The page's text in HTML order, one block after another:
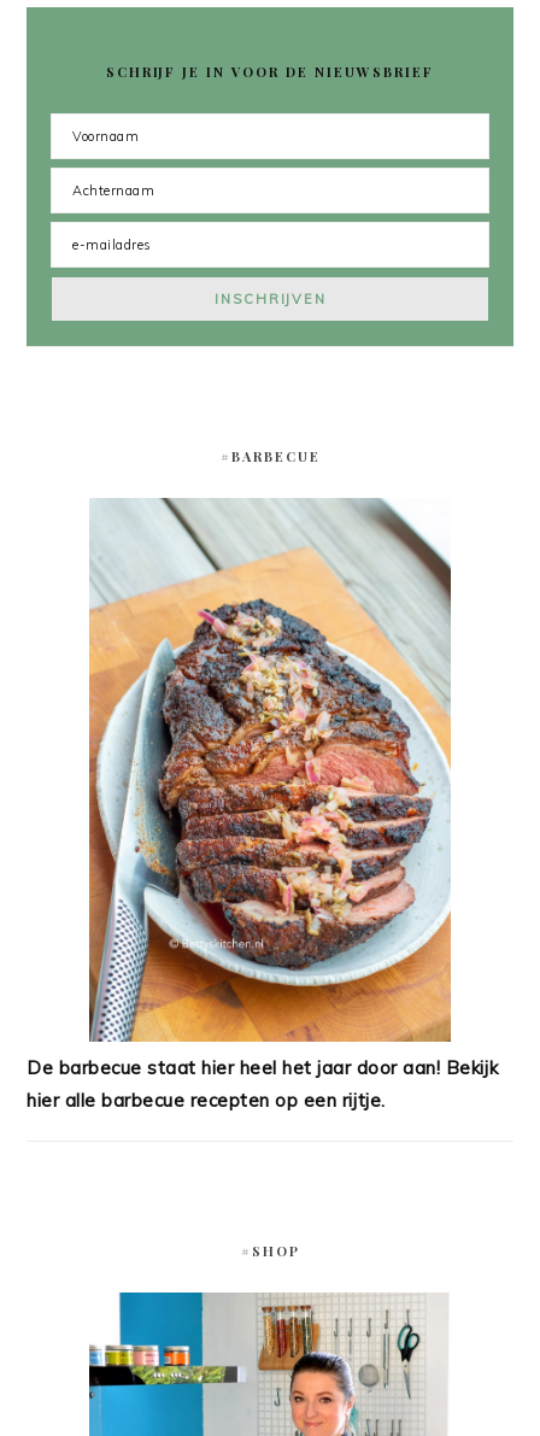
SCHRIJF JE IN VOOR DE NIEUWSBRIEF
#BARBECUE
De barbecue staat hier heel het jaar door aan! Bekijk
hier alle barbecue recepten op een rijtje.
#SHOP